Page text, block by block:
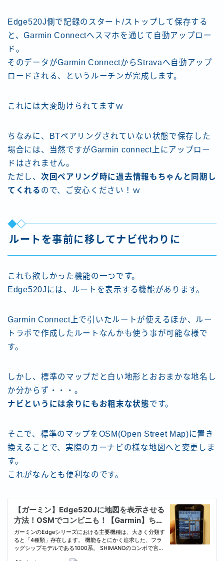
Edge520J側で記録のスタート/ストップして保存する
と、Garmin Connectへスマホを通じて自動アップロー
ド。
そのデータがGarmin ConnectからStravaへ自動アップ
ロードされる、というルーチンが完成します。
これには大変助けられてますｗ
ちなみに、BTペアリングされていない状態で保存した
場合には、当然ですがGarmin connect上にアップロー
ドはされません。
ただし、 次回ペアリング時に過去情報もちゃんと同期し
てくれる ので、ご安心ください！ｗ
ルートを事前に移してナビ代わりに
これも欲しかった機能の一つです。
Edge520Jには、ルートを表示する機能があります。
Garmin Connect上で引いたルートが使えるほか、ルー
トラボで作成したルートなんかも使う事が可能な様で
す。
しかし、標準のマップだと白い地形とおおまかな地名し
か分からず・・・。
ナビというには余りにもお粗末な状態です。
そこで、標準のマップをOSM(Open Street Map)に置き
換えることで、実際のカーナビの様な地図へと変更しま
す。
これがなんとも便利なのです。